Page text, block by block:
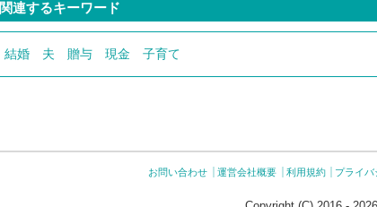
関連するキーワード
結婚 夫 贈与 現金 子育て
お問い合わせ 運営会社概要 利用規約 プライバ